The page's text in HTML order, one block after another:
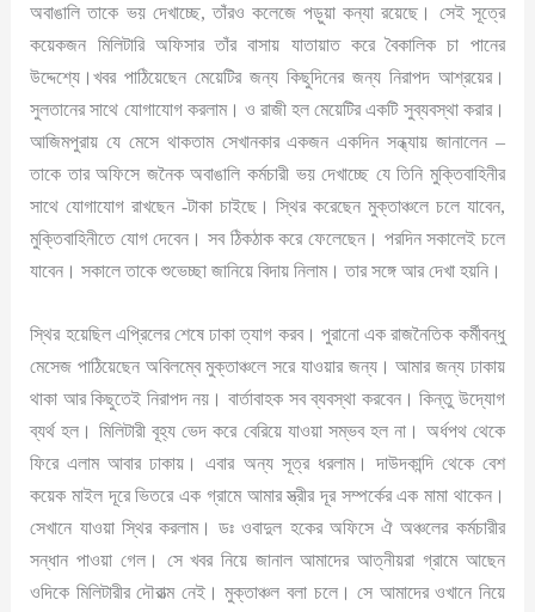
অবাঙালি তাকে ভয় দেখাচ্ছে, তাঁরও কলেজে পড়ুয়া কন্যা রয়েছে। সেই সূত্রে
কয়েকজন মিলিটারি অফিসার তাঁর বাসায় যাতায়াত করে বৈকালিক চা পানের
উদ্দেশ্যে।খবর পাঠিয়েছেন মেয়েটির জন্য কিছুদিনের জন্য নিরাপদ আশ্রয়ের।
সুলতানের সাথে যোগাযোগ করলাম। ও রাজী হল মেয়েটির একটি সুব্যবস্থা করার।
আজিমপুরায় যে মেসে থাকতাম সেখানকার একজন একদিন সন্ধ্যায় জানালেন –
তাকে তার অফিসে জনৈক অবাঙালি কর্মচারী ভয় দেখাচ্ছে যে তিনি মুক্তিবাহিনীর
সাথে যোগাযোগ রাখছেন -টাকা চাইছে। স্থির করেছেন মুক্তাঞ্চলে চলে যাবেন,
মুক্তিবাহিনীতে যোগ দেবেন। সব ঠিকঠাক করে ফেলেছেন। পরদিন সকালেই চলে
যাবেন। সকালে তাকে শুভেচ্ছা জানিয়ে বিদায় নিলাম। তার সঙ্গে আর দেখা হয়নি।
স্থির হয়েছিল এপ্রিলের শেষে ঢাকা ত্যাগ করব। পুরানো এক রাজনৈতিক কর্মীবন্ধু
মেসেজ পাঠিয়েছেন অবিলম্বে মুক্তাঞ্চলে সরে যাওয়ার জন্য। আমার জন্য ঢাকায়
থাকা আর কিছুতেই নিরাপদ নয়। বার্তাবাহক সব ব্যবস্থা করবেন। কিন্তু উদ্যোগ
ব্যর্থ হল। মিলিটারী বূহ্য ভেদ করে বেরিয়ে যাওয়া সম্ভব হল না। অর্ধপথ থেকে
ফিরে এলাম আবার ঢাকায়। এবার অন্য সূত্র ধরলাম। দাউদকান্দি থেকে বেশ
কয়েক মাইল দূরে ভিতরে এক গ্রামে আমার স্ত্রীর দূর সম্পর্কের এক মামা থাকেন।
সেখানে যাওয়া স্থির করলাম। ডঃ ওবাদুল হকের অফিসে ঐ অঞ্চলের কর্মচারীর
সন্ধান পাওয়া গেল। সে খবর নিয়ে জানাল আমাদের আত্নীয়রা গ্রামে আছেন
ওদিকে মিলিটারীর দৌরাত্ম নেই। মুক্তাঞ্চল বলা চলে। সে আমাদের ওখানে নিয়ে